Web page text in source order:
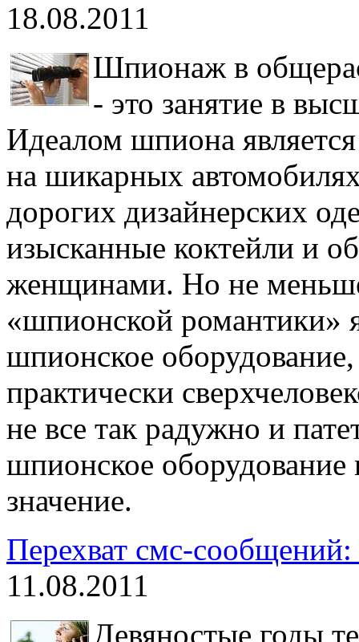
18.08.2011
Шпионаж в
- это занятие в
Идеалом шпиона
на шикарных
дорогих дизайнерских
изысканные коктейли и
женщинами. Но не
«шпионской романтики»
шпионское оборудование,
практически
не все так радужно и
шпионское оборудование
значение.
Перехват смс-
11.08.2011
Девяностые годы